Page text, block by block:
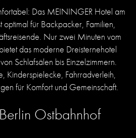
Das MEININGER Hotel am
optimal für Backpacker, Familien,
Nur zwei Minuten vom
das moderne Dreisternehotel
Schlafsälen bis Einzelzimmern.
Kinderspielecke, Fahrradverleih,
für Komfort und Gemeinschaft.
Ostbahnhof